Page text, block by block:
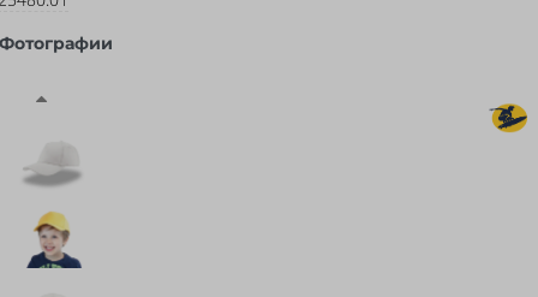
Фотографии
Запомнить меня